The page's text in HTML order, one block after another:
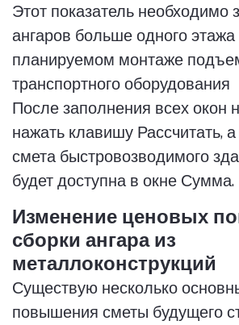
Этот показатель необходимо
ангаров больше одного
планируемом монтаже
транспортного оборудования
После заполнения всех окон
нажать клавишу Рассчитать, а
смета быстровозводимого
будет доступна в окне Сумма.
Изменение ценовых
сборки ангара из
металлоконструкций
Существую несколько
повышения сметы будущего